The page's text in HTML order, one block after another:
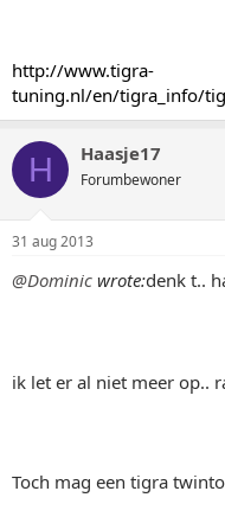
http://www.tigra-
tuning.nl/en/tigra_info/
H Haasje17
Forumbewoner
31 aug 2013
@Dominic wrote:denk t..
ik let er al niet meer op..
Toch mag een tigra